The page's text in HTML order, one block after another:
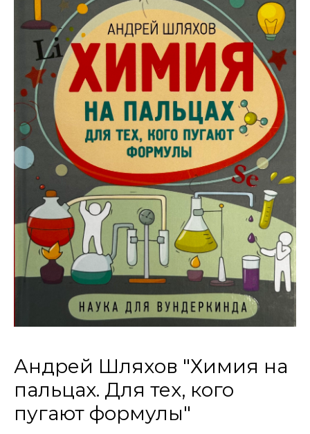
Андрей Шляхов "Химия на
пальцах. Для тех, кого
пугают формулы"